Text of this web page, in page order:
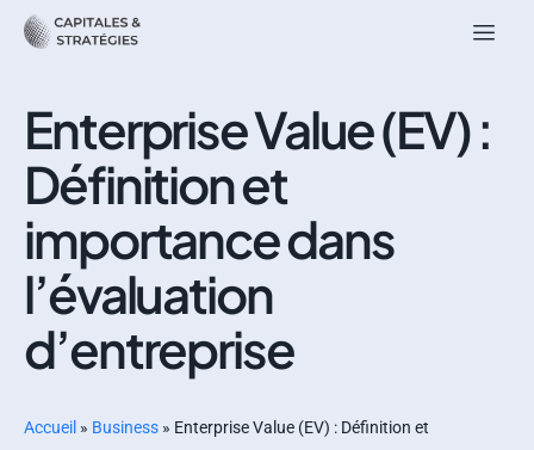
Enterprise Value (EV) :
Définition et
importance dans
l’évaluation
d’entreprise
Accueil » Business » Enterprise Value (EV) : Définition et